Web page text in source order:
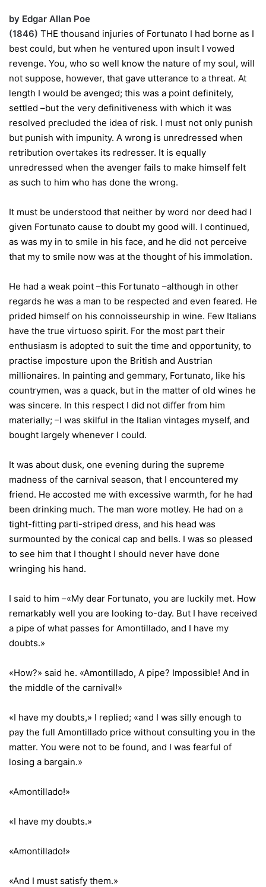
by Edgar Allan Poe
(1846) THE thousand injuries of Fortunato I had borne as I
best could, but when he ventured upon insult I vowed
revenge. You, who so well know the nature of my soul, will
not suppose, however, that gave utterance to a threat. At
length I would be avenged; this was a point definitely,
settled –but the very definitiveness with which it was
resolved precluded the idea of risk. I must not only punish
but punish with impunity. A wrong is unredressed when
retribution overtakes its redresser. It is equally
unredressed when the avenger fails to make himself felt
as such to him who has done the wrong.
It must be understood that neither by word nor deed had I
given Fortunato cause to doubt my good will. I continued,
as was my in to smile in his face, and he did not perceive
that my to smile now was at the thought of his immolation.
He had a weak point –this Fortunato –although in other
regards he was a man to be respected and even feared. He
prided himself on his connoisseurship in wine. Few Italians
have the true virtuoso spirit. For the most part their
enthusiasm is adopted to suit the time and opportunity, to
practise imposture upon the British and Austrian
millionaires. In painting and gemmary, Fortunato, like his
countrymen, was a quack, but in the matter of old wines he
was sincere. In this respect I did not differ from him
materially; –I was skilful in the Italian vintages myself, and
bought largely whenever I could.
It was about dusk, one evening during the supreme
madness of the carnival season, that I encountered my
friend. He accosted me with excessive warmth, for he had
been drinking much. The man wore motley. He had on a
tight-fitting parti-striped dress, and his head was
surmounted by the conical cap and bells. I was so pleased
to see him that I thought I should never have done
wringing his hand.
I said to him –«My dear Fortunato, you are luckily met. How
remarkably well you are looking to-day. But I have received
a pipe of what passes for Amontillado, and I have my
doubts.»
«How?» said he. «Amontillado, A pipe? Impossible! And in
the middle of the carnival!»
«I have my doubts,» I replied; «and I was silly enough to
pay the full Amontillado price without consulting you in the
matter. You were not to be found, and I was fearful of
losing a bargain.»
«Amontillado!»
«I have my doubts.»
«Amontillado!»
«And I must satisfy them.»